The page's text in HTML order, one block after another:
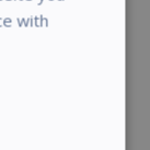
in
with